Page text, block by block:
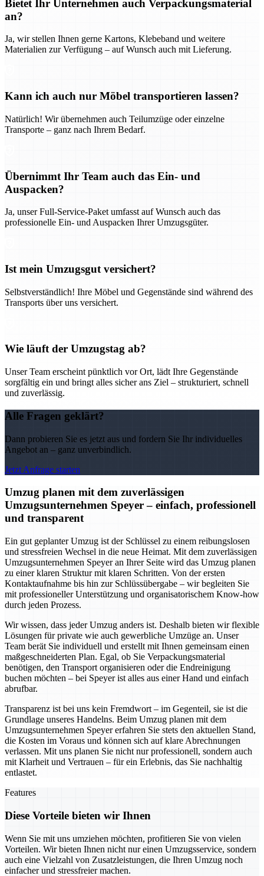
Bietet Ihr Unternehmen auch Verpackungsmaterial
an?
Ja, wir stellen Ihnen gerne Kartons, Klebeband und weitere
Materialien zur Verfügung – auf Wunsch auch mit Lieferung.
Kann ich auch nur Möbel transportieren lassen?
Natürlich! Wir übernehmen auch Teilumzüge oder einzelne
Transporte – ganz nach Ihrem Bedarf.
Übernimmt Ihr Team auch das Ein- und
Auspacken?
Ja, unser Full-Service-Paket umfasst auf Wunsch auch das
professionelle Ein- und Auspacken Ihrer Umzugsgüter.
Ist mein Umzugsgut versichert?
Selbstverständlich! Ihre Möbel und Gegenstände sind während des
Transports über uns versichert.
Wie läuft der Umzugstag ab?
Unser Team erscheint pünktlich vor Ort, lädt Ihre Gegenstände
sorgfältig ein und bringt alles sicher ans Ziel – strukturiert, schnell
und zuverlässig.
Alle Fragen geklärt?
Dann probieren Sie es jetzt aus und fordern Sie Ihr individuelles
Angebot an – ganz unverbindlich.
Jetzt Anfrage starten
Umzug planen mit dem zuverlässigen
Umzugsunternehmen Speyer – einfach, professionell
und transparent
Ein gut geplanter Umzug ist der Schlüssel zu einem reibungslosen
und stressfreien Wechsel in die neue Heimat. Mit dem zuverlässigen
Umzugsunternehmen Speyer an Ihrer Seite wird das Umzug planen
zu einer klaren Struktur mit klaren Schritten. Von der ersten
Kontaktaufnahme bis hin zur Schlüssübergabe – wir begleiten Sie
mit professioneller Unterstützung und organisatorischem Know-how
durch jeden Prozess.
Wir wissen, dass jeder Umzug anders ist. Deshalb bieten wir flexible
Lösungen für private wie auch gewerbliche Umzüge an. Unser
Team berät Sie individuell und erstellt mit Ihnen gemeinsam einen
maßgeschneiderten Plan. Egal, ob Sie Verpackungsmaterial
benötigen, den Transport organisieren oder die Endreinigung
buchen möchten – bei Speyer ist alles aus einer Hand und einfach
abrufbar.
Transparenz ist bei uns kein Fremdwort – im Gegenteil, sie ist die
Grundlage unseres Handelns. Beim Umzug planen mit dem
Umzugsunternehmen Speyer erfahren Sie stets den aktuellen Stand,
die Kosten im Voraus und können sich auf klare Abrechnungen
verlassen. Mit uns planen Sie nicht nur professionell, sondern auch
mit Klarheit und Vertrauen – für ein Erlebnis, das Sie nachhaltig
entlastet.
Features
Diese Vorteile bieten wir Ihnen
Wenn Sie mit uns umziehen möchten, profitieren Sie von vielen
Vorteilen. Wir bieten Ihnen nicht nur einen Umzugsservice, sondern
auch eine Vielzahl von Zusatzleistungen, die Ihren Umzug noch
einfacher und stressfreier machen.